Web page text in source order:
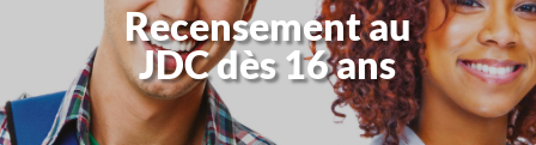
Recensement au
JDC dès 16 ans